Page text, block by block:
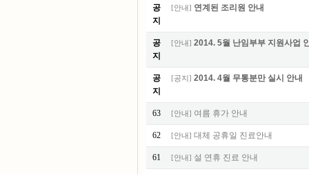
공
지
[안내] 연계된 조리원 안내
공
지
[안내] 2014. 5월 난임부부 지원사업
공
지
[공지 ] 2014. 4월 무통분만 실시 안내
63 [안내] 여름 휴가 안내
62 [안내] 대체 공휴일 진료안내
61 [안내] 설 연휴 진료 안내